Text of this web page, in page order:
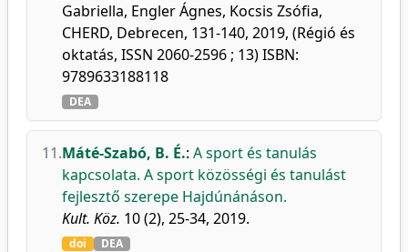
Gabriella, Engler Ágnes, Kocsis Zsófia,
CHERD, Debrecen, 131-140, 2019, (Régió és
oktatás, ISSN 2060-2596 ; 13) ISBN:
9789633188118
DEA
11.Máté-Szabó, B. É.: A sport és tanulás
kapcsolata. A sport közösségi és tanulást
fejlesztő szerepe Hajdúnánáson.
Kult. Köz. 10 (2), 25-34, 2019.
doi DEA